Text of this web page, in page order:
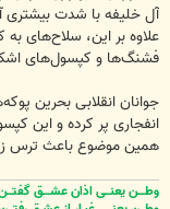
آل خلیفه با شدت بیشتری
علاوه بر این، سلاح‌های به
فشنگ‌ها و کپسول‌های
جوانان انقلابی بحرین
انفجاری پر کرده و این
همین موضوع باعث ترس
وطـــن یعنــی اذان عشـــق